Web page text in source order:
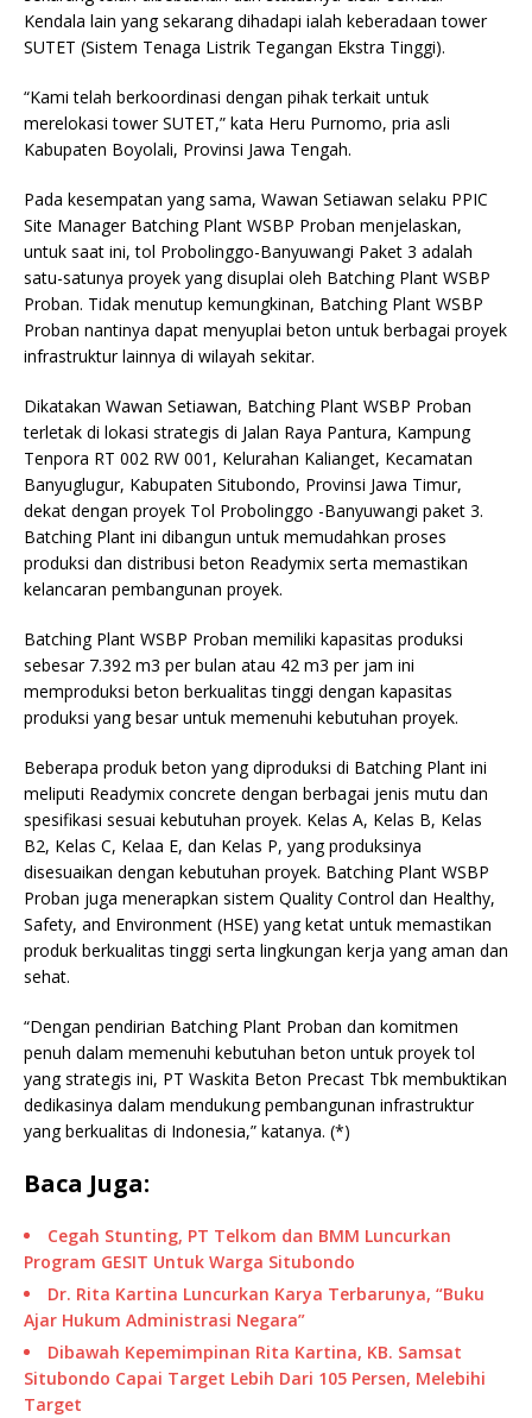
Kendala lain yang sekarang dihadapi ialah keberadaan tower
SUTET (Sistem Tenaga Listrik Tegangan Ekstra Tinggi).
“Kami telah berkoordinasi dengan pihak terkait untuk
merelokasi tower SUTET,” kata Heru Purnomo, pria asli
Kabupaten Boyolali, Provinsi Jawa Tengah.
Pada kesempatan yang sama, Wawan Setiawan selaku PPIC
Site Manager Batching Plant WSBP Proban menjelaskan,
untuk saat ini, tol Probolinggo-Banyuwangi Paket 3 adalah
satu-satunya proyek yang disuplai oleh Batching Plant WSBP
Proban. Tidak menutup kemungkinan, Batching Plant WSBP
Proban nantinya dapat menyuplai beton untuk berbagai proyek
infrastruktur lainnya di wilayah sekitar.
Dikatakan Wawan Setiawan, Batching Plant WSBP Proban
terletak di lokasi strategis di Jalan Raya Pantura, Kampung
Tenpora RT 002 RW 001, Kelurahan Kalianget, Kecamatan
Banyuglugur, Kabupaten Situbondo, Provinsi Jawa Timur,
dekat dengan proyek Tol Probolinggo -Banyuwangi paket 3.
Batching Plant ini dibangun untuk memudahkan proses
produksi dan distribusi beton Readymix serta memastikan
kelancaran pembangunan proyek.
Batching Plant WSBP Proban memiliki kapasitas produksi
sebesar 7.392 m3 per bulan atau 42 m3 per jam ini
memproduksi beton berkualitas tinggi dengan kapasitas
produksi yang besar untuk memenuhi kebutuhan proyek.
Beberapa produk beton yang diproduksi di Batching Plant ini
meliputi Readymix concrete dengan berbagai jenis mutu dan
spesifikasi sesuai kebutuhan proyek. Kelas A, Kelas B, Kelas
B2, Kelas C, Kelaa E, dan Kelas P, yang produksinya
disesuaikan dengan kebutuhan proyek. Batching Plant WSBP
Proban juga menerapkan sistem Quality Control dan Healthy,
Safety, and Environment (HSE) yang ketat untuk memastikan
produk berkualitas tinggi serta lingkungan kerja yang aman dan
sehat.
“Dengan pendirian Batching Plant Proban dan komitmen
penuh dalam memenuhi kebutuhan beton untuk proyek tol
yang strategis ini, PT Waskita Beton Precast Tbk membuktikan
dedikasinya dalam mendukung pembangunan infrastruktur
yang berkualitas di Indonesia,” katanya. (*)
Baca Juga:
Cegah Stunting, PT Telkom dan BMM Luncurkan
Program GESIT Untuk Warga Situbondo
Dr. Rita Kartina Luncurkan Karya Terbarunya, “Buku
Ajar Hukum Administrasi Negara”
Dibawah Kepemimpinan Rita Kartina, KB. Samsat
Situbondo Capai Target Lebih Dari 105 Persen, Melebihi
Target